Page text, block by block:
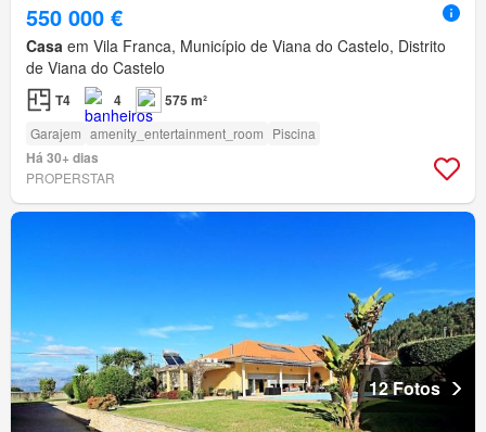
550 000 €
Casa em Vila Franca, Município de Viana do Castelo, Distrito
de Viana do Castelo
T4 4 575 m²
Garajem amenity_entertainment_room Piscina
Há 30+ dias
PROPERSTAR
12 Fotos